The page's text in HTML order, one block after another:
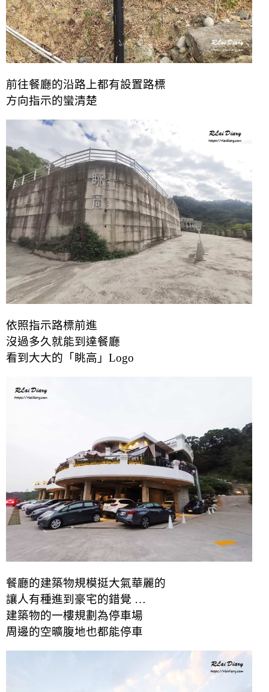
前往餐廳的沿路上都有設置路標
方向指示的蠻清楚
依照指示路標前進
沒過多久就能到達餐廳
看到大大的「眺高」Logo
餐廳的建築物規模挺大氣華麗的
讓人有種進到豪宅的錯覺 …
建築物的一樓規劃為停車場
周邊的空曠腹地也都能停車